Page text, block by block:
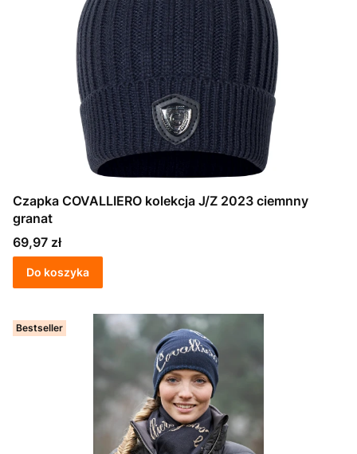
Czapka COVALLIERO kolekcja J/Z 2023 ciemnny
granat
Cena
69,97 zł
Do koszyka
Bestseller